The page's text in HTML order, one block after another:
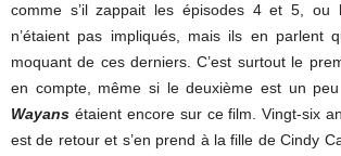
comme s’il zappait les épisodes 4 et 5,
n’étaient pas impliqués, mais ils en parlent
moquant de ces derniers. C’est surtout le
en compte, même si le deuxième est un
Wayans étaient encore sur ce film. Vingt-six
est de retour et s’en prend à la fille de Cindy